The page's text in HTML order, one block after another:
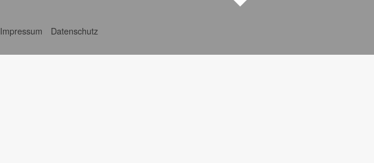
Impressum Datenschutz